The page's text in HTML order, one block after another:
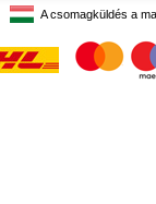
A csomagküldés a